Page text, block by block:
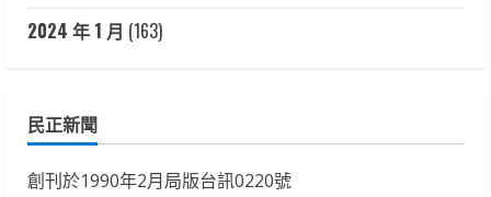
2024 年 1 月 (163)
民正新聞
創刊於1990年2月局版台訊0220號